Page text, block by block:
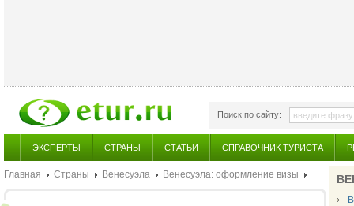
Поиск по сайту:
ЭКСПЕРТЫ СТРАНЫ СТАТЬИ СПРАВОЧНИК ТУРИСТА
Главная Страны Венесуэла Венесуэла: оформление визы